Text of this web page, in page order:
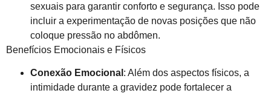
sexuais para garantir conforto e segurança. Isso pode
incluir a experimentação de novas posições que não
coloque pressão no abdômen.
Benefícios Emocionais e Físicos
Conexão Emocional : Além dos aspectos físicos, a
intimidade durante a gravidez pode fortalecer a